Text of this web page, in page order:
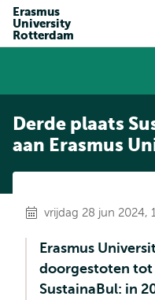
Erasmus
University
Rotterdam
Derde plaats
aan Erasmus
vrijdag 28 jun 2024,
Erasmus
doorgestoten tot
SustainaBul: in